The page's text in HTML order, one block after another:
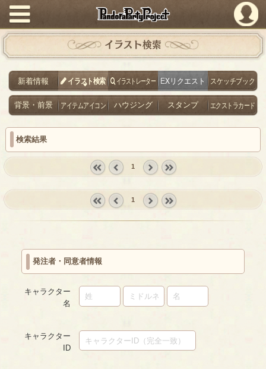
PandoraPartyProject
イラスト検索
新着情報 イラスト検索 イラストレーター EXリクエスト スケッチブック
背景・前景 アイテムアイコン ハウジング スタンプ エクストラカード
検索結果
prev
1
1
発注者・同意者情報
キャラクター
名
キャラクター
ID